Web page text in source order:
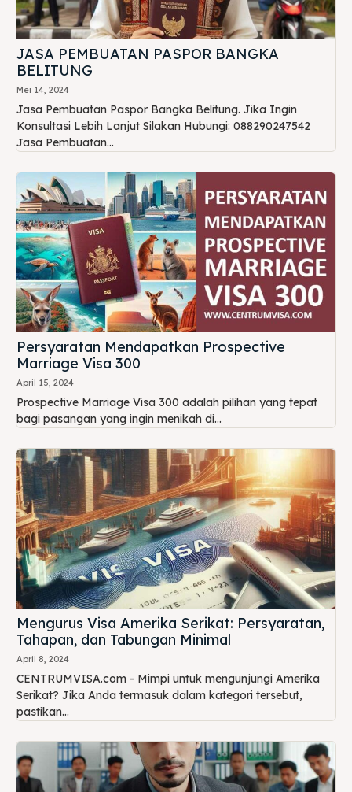
JASA PEMBUATAN PASPOR BANGKA
BELITUNG
Mei 14, 2024
Jasa Pembuatan Paspor Bangka Belitung. Jika Ingin
Konsultasi Lebih Lanjut Silakan Hubungi: 088290247542
Jasa Pembuatan...
Persyaratan Mendapatkan Prospective
Marriage Visa 300
April 15, 2024
Prospective Marriage Visa 300 adalah pilihan yang tepat
bagi pasangan yang ingin menikah di...
Mengurus Visa Amerika Serikat: Persyaratan,
Tahapan, dan Tabungan Minimal
April 8, 2024
CENTRUMVISA.com - Mimpi untuk mengunjungi Amerika
Serikat? Jika Anda termasuk dalam kategori tersebut,
pastikan...